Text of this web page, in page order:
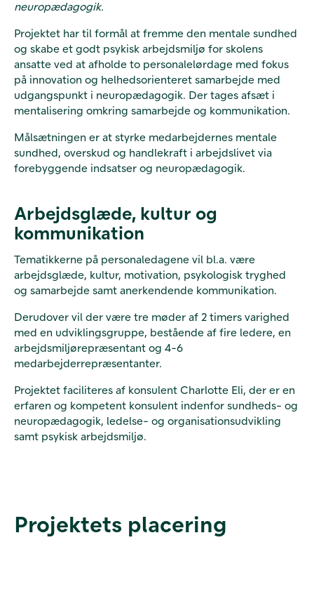
neuropædagogik.
Projektet har til formål at fremme den mentale sundhed
og skabe et godt psykisk arbejdsmiljø for skolens
ansatte ved at afholde to personalelørdage med fokus
på innovation og helhedsorienteret samarbejde med
udgangspunkt i neuropædagogik. Der tages afsæt i
mentalisering omkring samarbejde og kommunikation.
Målsætningen er at styrke medarbejdernes mentale
sundhed, overskud og handlekraft i arbejdslivet via
forebyggende indsatser og neuropædagogik.
Arbejdsglæde, kultur og
kommunikation
Tematikkerne på personaledagene vil bl.a. være
arbejdsglæde, kultur, motivation, psykologisk tryghed
og samarbejde samt anerkendende kommunikation.
Derudover vil der være tre møder af 2 timers varighed
med en udviklingsgruppe, bestående af fire ledere, en
arbejdsmiljørepræsentant og 4-6
medarbejderrepræsentanter.
Projektet faciliteres af konsulent Charlotte Eli, der er en
erfaren og kompetent konsulent indenfor sundheds- og
neuropædagogik, ledelse- og organisationsudvikling
samt psykisk arbejdsmiljø.
Projektets placering